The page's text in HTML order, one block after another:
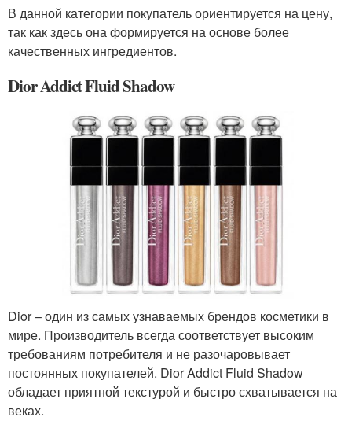
В данной категории покупатель ориентируется на цену,
так как здесь она формируется на основе более
качественных ингредиентов.
Dior Addict Fluid Shadow
Dior – один из самых узнаваемых брендов косметики в
мире. Производитель всегда соответствует высоким
требованиям потребителя и не разочаровывает
постоянных покупателей. Dior Addict Fluid Shadow
обладает приятной текстурой и быстро схватывается на
веках.